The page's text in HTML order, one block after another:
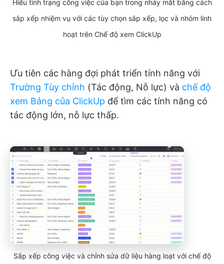
Hiểu tình trạng công việc của bạn trong nháy mắt bằng cách
sắp xếp nhiệm vụ với các tùy chọn sắp xếp, lọc và nhóm linh
hoạt trên Chế độ xem ClickUp
Ưu tiên các hàng đợi phát triển tính năng với
Trường Tùy chỉnh (Tác động, Nỗ lực) và chế độ
xem Bảng của ClickUp để tìm các tính năng có
tác động lớn, nỗ lực thấp.
Sắp xếp công việc và chỉnh sửa dữ liệu hàng loạt với chế độ